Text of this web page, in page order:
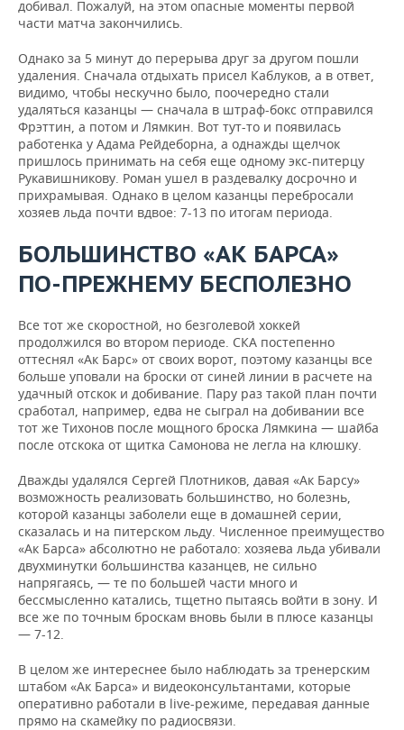
добивал. Пожалуй, на этом опасные моменты первой
части матча закончились.
Однако за 5 минут до перерыва друг за другом пошли
удаления. Сначала отдыхать присел Каблуков, а в ответ,
видимо, чтобы нескучно было, поочередно стали
удаляться казанцы — сначала в штраф-бокс отправился
Фрэттин, а потом и Лямкин. Вот тут-то и появилась
работенка у Адама Рейдеборна, а однажды щелчок
пришлось принимать на себя еще одному экс-питерцу
Рукавишникову. Роман ушел в раздевалку досрочно и
прихрамывая. Однако в целом казанцы перебросали
хозяев льда почти вдвое: 7-13 по итогам периода.
БОЛЬШИНСТВО «АК БАРСА»
ПО-ПРЕЖНЕМУ БЕСПОЛЕЗНО
Все тот же скоростной, но безголевой хоккей
продолжился во втором периоде. СКА постепенно
оттеснял «Ак Барс» от своих ворот, поэтому казанцы все
больше уповали на броски от синей линии в расчете на
удачный отскок и добивание. Пару раз такой план почти
сработал, например, едва не сыграл на добивании все
тот же Тихонов после мощного броска Лямкина — шайба
после отскока от щитка Самонова не легла на клюшку.
Дважды удалялся Сергей Плотников, давая «Ак Барсу»
возможность реализовать большинство, но болезнь,
которой казанцы заболели еще в домашней серии,
сказалась и на питерском льду. Численное преимущество
«Ак Барса» абсолютно не работало: хозяева льда убивали
двухминутки большинства казанцев, не сильно
напрягаясь, — те по большей части много и
бессмысленно катались, тщетно пытаясь войти в зону. И
все же по точным броскам вновь были в плюсе казанцы
— 7-12.
В целом же интереснее было наблюдать за тренерским
штабом «Ак Барса» и видеоконсультантами, которые
оперативно работали в live-режиме, передавая данные
прямо на скамейку по радиосвязи.